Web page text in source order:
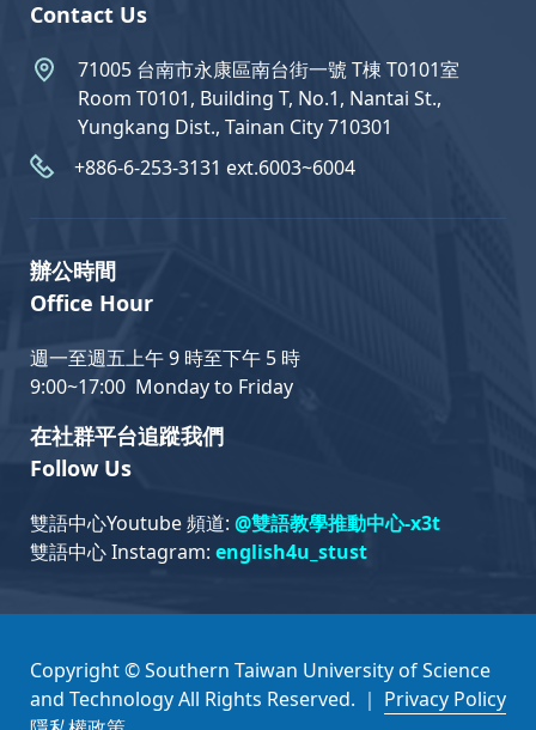
Contact Us
71005 台南市永康區南台街一號 T棟 T0101室
Room T0101, Building T, No.1, Nantai St.,
Yungkang Dist., Tainan City 710301
+886-6-253-3131 ext.6003~6004
辦公時間
Office Hour
週一至週五上午 9 時至下午 5 時
9:00~17:00 Monday to Friday
在社群平台追蹤我們
Follow Us
雙語中心Youtube 頻道: @雙語教學推動中心-x3t
雙語中心 Instagram: english4u_stust
Copyright © Southern Taiwan University of Science
and Technology All Rights Reserved. ｜ Privacy Policy